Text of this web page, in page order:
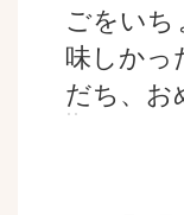
ごをいち
味しかっ
だち、お